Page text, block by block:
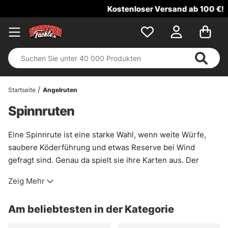
Kostenloser Versand ab 100 €!
Startseite Angelruten
Spinnruten
Eine Spinnrute ist eine starke Wahl, wenn weite Würfe,
saubere Köderführung und etwas Reserve bei Wind
gefragt sind. Genau da spielt sie ihre Karten aus. Der
was gerade beim Barschangeln mit Softbaits sehr
Schnurverwicklungen ist meist geringer als bei einer
Zeig Mehr
Am beliebtesten in der Kategorie